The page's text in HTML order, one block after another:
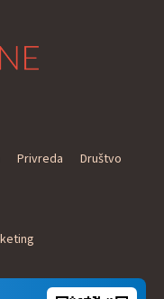
Privreda
Društvo